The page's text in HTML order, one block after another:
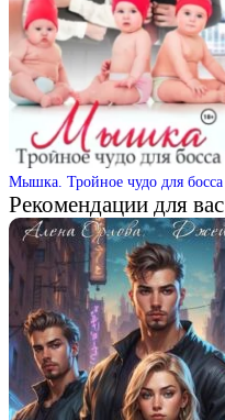
Мышка. Тройное чудо для босса
Рекомендации для вас